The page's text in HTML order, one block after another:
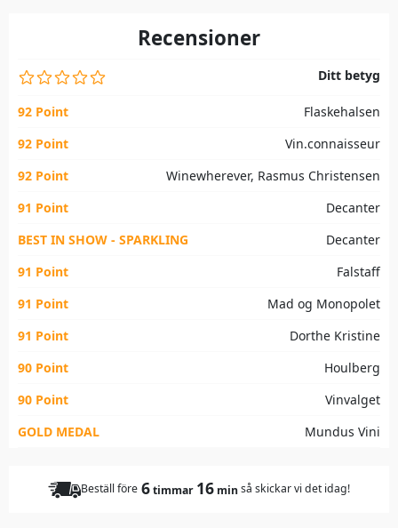
Recensioner
Ditt betyg
92 Point
Flaskehalsen
92 Point
Vin.connaisseur
92 Point
Winewherever, Rasmus Christensen
91 Point
Decanter
BEST IN SHOW - SPARKLING
Decanter
91 Point
Falstaff
91 Point
Mad og Monopolet
91 Point
Dorthe Kristine
90 Point
Houlberg
90 Point
Vinvalget
GOLD MEDAL
Mundus Vini
Beställ före 6timmar 16min så skickar vi det idag!